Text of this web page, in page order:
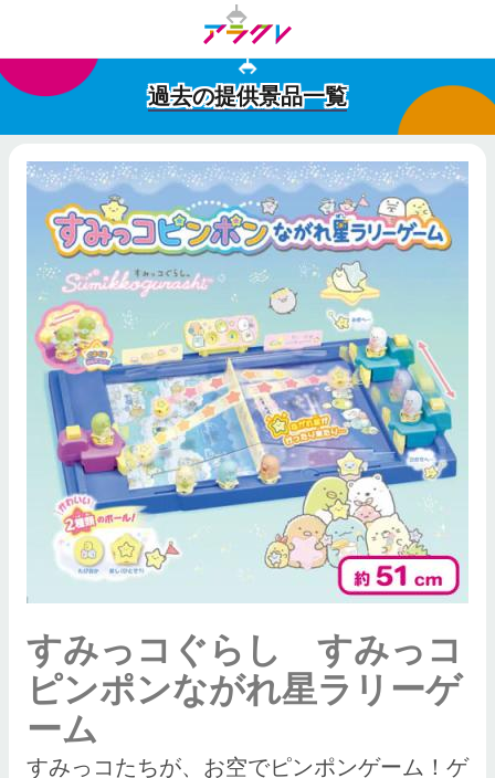
過去の提供景品一覧
すみっコぐらし すみっコ
ピンポンながれ星ラリーゲ
ーム
すみっコたちが、お空でピンポンゲーム！ゲ